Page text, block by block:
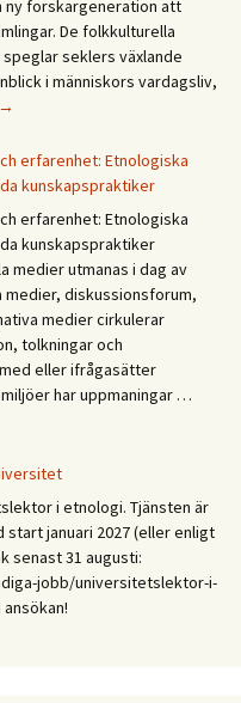
ny forskargeneration att
De folkkulturella
seklers växlande
i människors vardagsliv,
Forskningsprogrammet
→
erfarenhet: Etnologiska
kunskapspraktiker
erfarenhet: Etnologiska
kunskapspraktiker
medier utmanas i dag av
medier, diskussionsforum,
medier cirkulerar
tolkningar och
eller ifrågasätter
har uppmaningar …
i etnologi. Tjänsten är
januari 2027 (eller enligt
senast 31 augusti:
jobb/universitetslektor-i-